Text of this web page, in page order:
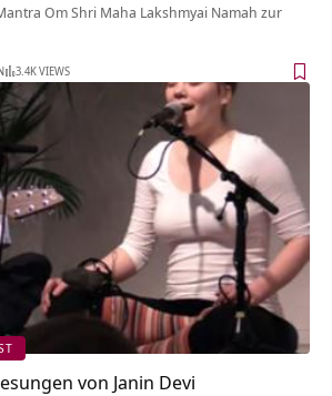
Om Shri Maha Lakshmyai Namah zur
3.4K VIEWS
von Janin Devi